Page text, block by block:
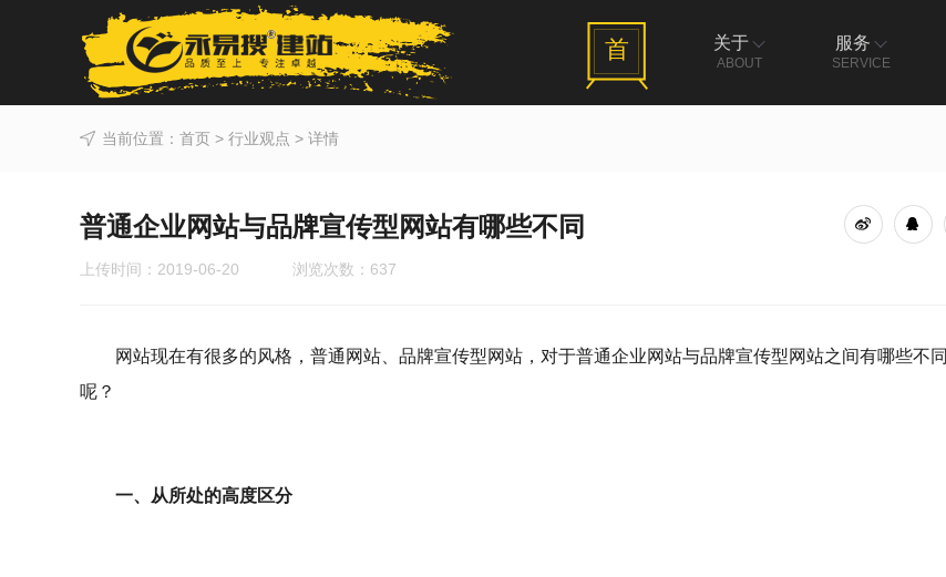
首 关于
ABOUT
服务
SERVICE
当前位置： 首页 > 行业观点 > 详情
普通企业网站与品牌宣传型网站有哪些不同
上传时间：2019-06-20 浏览次数： 637
网站现在有很多的风格，普通网站、品牌宣传型网站，对于普通企业网站与品牌宣传型网站之间有哪些不同
呢？
一、从所处的高度区分